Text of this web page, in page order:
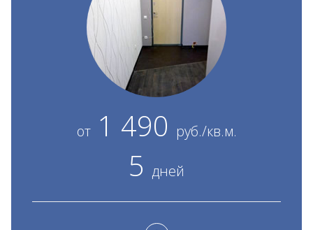
от1 490 руб./кв.м.
5 дней